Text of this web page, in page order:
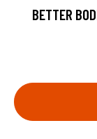
BETTER